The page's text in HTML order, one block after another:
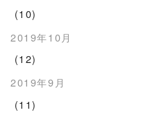
(10)
2019年10月
(12)
2019年9月
(11)